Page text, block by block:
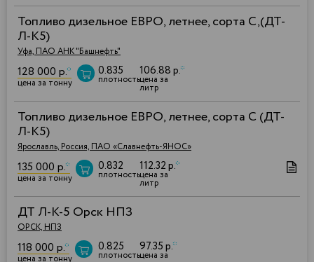
Топливо дизельное ЕВРО, летнее, сорта С,(ДТ-
Л-К5)
Уфа, ПАО АНК "Башнефть"
128 000 р.*
цена за тонну
0.835
плотность
106.88 р.*
цена за
литр
Топливо дизельное ЕВРО, летнее, сорта С (ДТ-
Л-К5)
Ярославль, Россия, ПАО «Славнефть-ЯНОС»
135 000 р.*
цена за тонну
0.832
плотность
112.32 р.*
цена за
литр
ДТ Л-К-5 Орск НПЗ
ОРСК, НПЗ
118 000 р.*
цена за тонну
0.825
плотность
97.35 р.*
цена за